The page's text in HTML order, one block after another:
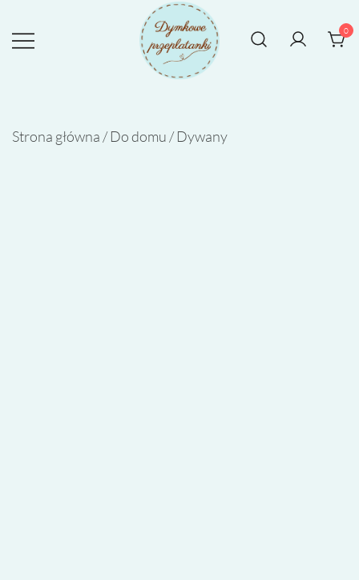
treści
0
Strona główna /Do domu /Dywany